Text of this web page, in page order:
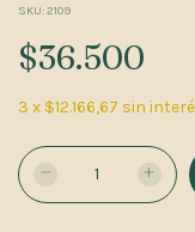
SKU:2109
$36.500
3 x $12.166,67 sin